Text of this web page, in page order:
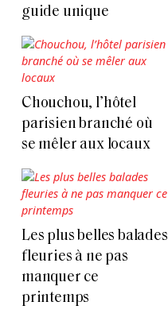
guide unique
Chouchou, l’hôtel
parisien branché où
se mêler aux locaux
Les plus belles balades
fleuries à ne pas
manquer ce
printemps